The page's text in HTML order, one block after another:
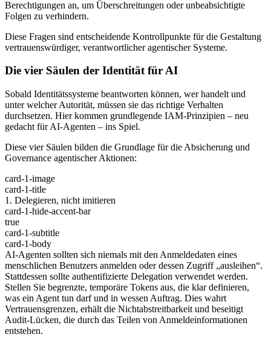
Berechtigungen an, um Überschreitungen oder unbeabsichtigte
Folgen zu verhindern.
Diese Fragen sind entscheidende Kontrollpunkte für die Gestaltung
vertrauenswürdiger, verantwortlicher agentischer Systeme.
Die vier Säulen der Identität für AI
Sobald Identitätssysteme beantworten können, wer handelt und
unter welcher Autorität, müssen sie das richtige Verhalten
durchsetzen. Hier kommen grundlegende IAM-Prinzipien – neu
gedacht für AI-Agenten – ins Spiel.
Diese vier Säulen bilden die Grundlage für die Absicherung und
Governance agentischer Aktionen:
card-1-image
card-1-title
1. Delegieren, nicht imitieren
card-1-hide-accent-bar
true
card-1-subtitle
card-1-body
AI-Agenten sollten sich niemals mit den Anmeldedaten eines
menschlichen Benutzers anmelden oder dessen Zugriff „ausleihen“.
Stattdessen sollte authentifizierte Delegation verwendet werden.
Stellen Sie begrenzte, temporäre Tokens aus, die klar definieren,
was ein Agent tun darf und in wessen Auftrag. Dies wahrt
Vertrauensgrenzen, erhält die Nichtabstreitbarkeit und beseitigt
Audit-Lücken, die durch das Teilen von Anmeldeinformationen
entstehen.